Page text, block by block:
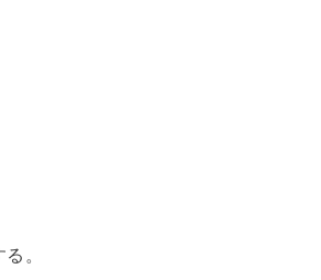
。